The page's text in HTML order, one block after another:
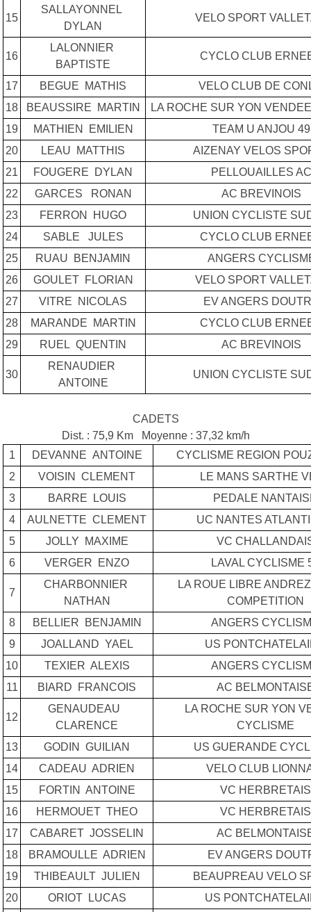
15
SALLAYONNEL
DYLAN
VELO SPORT
16
LALONNIER
BAPTISTE
CYCLO CLUB
17 BEGUE MATHIS
VELO CLUB DE
18
BEAUSSIRE MARTIN
LA ROCHE SUR YON
19
MATHIEN EMILIEN
TEAM U ANJOU 49
20
LEAU MATTHIS
AIZENAY VELOS
21
FOUGERE DYLAN
PELLOUAILLES AC
22
GARCES RONAN
AC BREVINOIS
23
FERRON HUGO
UNION CYCLISTE
24
SABLE JULES
CYCLO CLUB
25
RUAU BENJAMIN
ANGERS
26
GOULET FLORIAN
VELO SPORT
27
VITRE NICOLAS
EV ANGERS
28
MARANDE MARTIN
CYCLO CLUB
29
RUEL QUENTIN AC BREVINOIS
30
RENAUDIER
ANTOINE
UNION CYCLISTE
CADETS
Dist. : 75,9 Km Moyenne : 37,32 km/h
1
DEVANNE ANTOINE
CYCLISME REGION
2
VOISIN CLEMENT
LE MANS SARTHE
3
BARRE LOUIS
PEDALE
4
AULNETTE CLEMENT
UC NANTES
5
JOLLY MAXIME
VC
6
VERGER ENZO LAVAL CYCLISME
7
CHARBONNIER
NATHAN
LA ROUE LIBRE
COMPETITION
8
BELLIER BENJAMIN
ANGERS
9
JOALLAND YAEL
US
10
TEXIER ALEXIS
ANGERS
11
BIARD FRANCOIS AC
12
GENAUDEAU
CLARENCE
LA ROCHE SUR YON
CYCLISME
13
GODIN GUILIAN
US GUERANDE
14
CADEAU ADRIEN
VELO CLUB
15
FORTIN ANTOINE
VC HERBRETAIS
16
HERMOUET THEO
VC HERBRETAIS
17
CABARET JOSSELIN
AC
18
BRAMOULLE ADRIEN
EV ANGERS
19
THIBEAULT JULIEN
BEAUPREAU VELO
20
ORIOT LUCAS US